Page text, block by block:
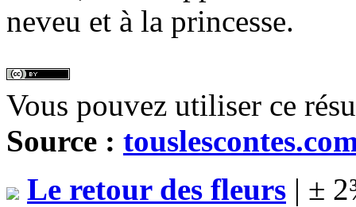
neveu et à la princesse.
Vous pouvez utiliser ce
Source :
Le retour des fleurs | ±